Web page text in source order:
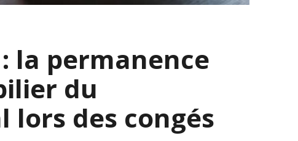
la permanence
du
des congés